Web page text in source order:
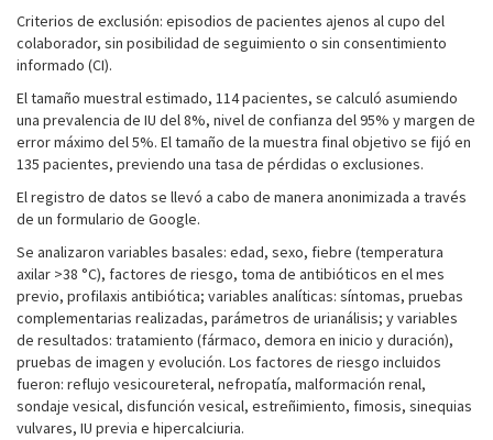
Criterios de exclusión: episodios de pacientes ajenos al cupo del
colaborador, sin posibilidad de seguimiento o sin consentimiento
informado (CI).
El tamaño muestral estimado, 114 pacientes, se calculó asumiendo
una prevalencia de IU del 8%, nivel de confianza del 95% y margen de
error máximo del 5%. El tamaño de la muestra final objetivo se fijó en
135 pacientes, previendo una tasa de pérdidas o exclusiones.
El registro de datos se llevó a cabo de manera anonimizada a través
de un formulario de Google.
Se analizaron variables basales: edad, sexo, fiebre (temperatura
axilar >38 °C), factores de riesgo, toma de antibióticos en el mes
previo, profilaxis antibiótica; variables analíticas: síntomas, pruebas
complementarias realizadas, parámetros de urianálisis; y variables
de resultados: tratamiento (fármaco, demora en inicio y duración),
pruebas de imagen y evolución. Los factores de riesgo incluidos
fueron: reflujo vesicoureteral, nefropatía, malformación renal,
sondaje vesical, disfunción vesical, estreñimiento, fimosis, sinequias
vulvares, IU previa e hipercalciuria.